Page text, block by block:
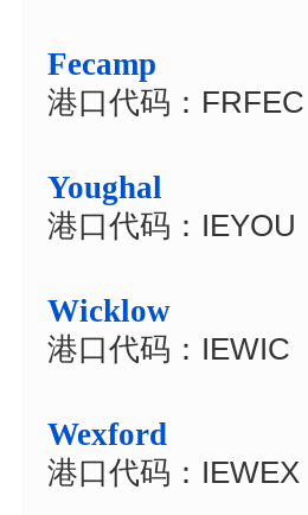
Fecamp
港口代码：FRFEC
Youghal
港口代码：IEYOU
Wicklow
港口代码：IEWIC
Wexford
港口代码：IEWEX